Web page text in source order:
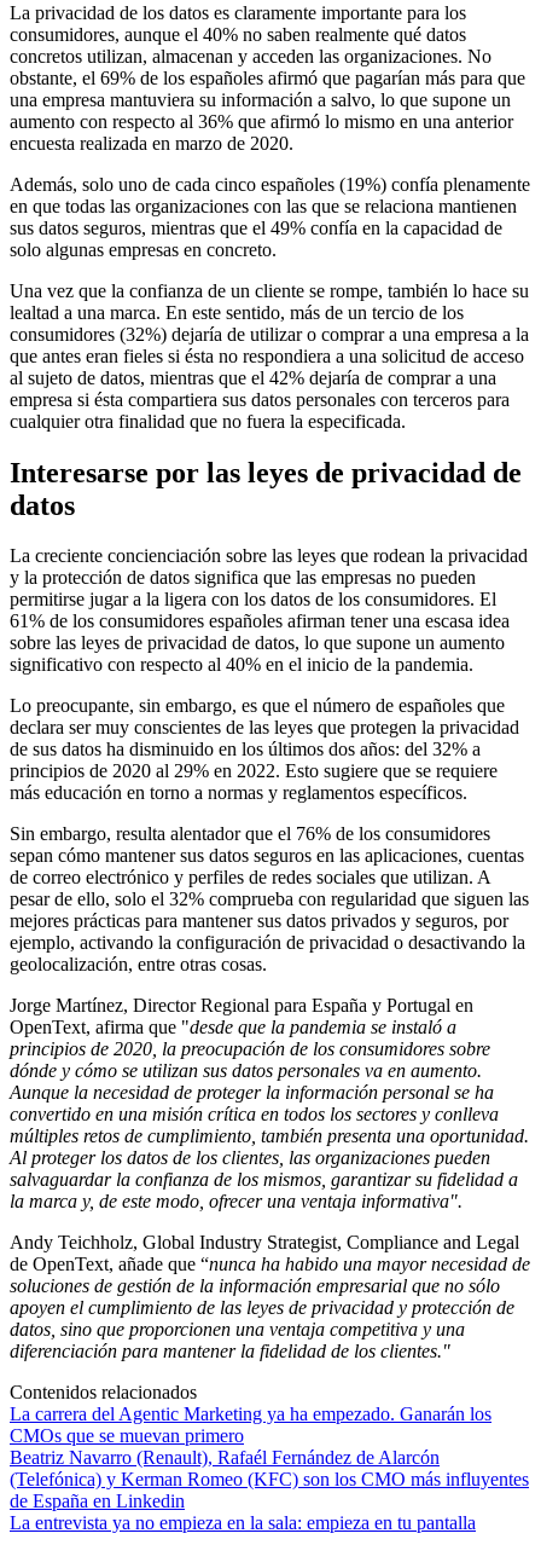
La privacidad de los datos es claramente importante para los
consumidores, aunque el 40% no saben realmente qué datos
concretos utilizan, almacenan y acceden las organizaciones. No
obstante, el 69% de los españoles afirmó que pagarían más para que
una empresa mantuviera su información a salvo, lo que supone un
aumento con respecto al 36% que afirmó lo mismo en una anterior
encuesta realizada en marzo de 2020.
Además, solo uno de cada cinco españoles (19%) confía plenamente
en que todas las organizaciones con las que se relaciona mantienen
sus datos seguros, mientras que el 49% confía en la capacidad de
solo algunas empresas en concreto.
Una vez que la confianza de un cliente se rompe, también lo hace su
lealtad a una marca. En este sentido, más de un tercio de los
consumidores (32%) dejaría de utilizar o comprar a una empresa a la
que antes eran fieles si ésta no respondiera a una solicitud de acceso
al sujeto de datos, mientras que el 42% dejaría de comprar a una
empresa si ésta compartiera sus datos personales con terceros para
cualquier otra finalidad que no fuera la especificada.
Interesarse por las leyes de privacidad de
datos
La creciente concienciación sobre las leyes que rodean la privacidad
y la protección de datos significa que las empresas no pueden
permitirse jugar a la ligera con los datos de los consumidores. El
61% de los consumidores españoles afirman tener una escasa idea
sobre las leyes de privacidad de datos, lo que supone un aumento
significativo con respecto al 40% en el inicio de la pandemia.
Lo preocupante, sin embargo, es que el número de españoles que
declara ser muy conscientes de las leyes que protegen la privacidad
de sus datos ha disminuido en los últimos dos años: del 32% a
principios de 2020 al 29% en 2022. Esto sugiere que se requiere
más educación en torno a normas y reglamentos específicos.
Sin embargo, resulta alentador que el 76% de los consumidores
sepan cómo mantener sus datos seguros en las aplicaciones, cuentas
de correo electrónico y perfiles de redes sociales que utilizan. A
pesar de ello, solo el 32% comprueba con regularidad que siguen las
mejores prácticas para mantener sus datos privados y seguros, por
ejemplo, activando la configuración de privacidad o desactivando la
geolocalización, entre otras cosas.
Jorge Martínez, Director Regional para España y Portugal en
OpenText, afirma que "desde que la pandemia se instaló a
principios de 2020, la preocupación de los consumidores sobre
dónde y cómo se utilizan sus datos personales va en aumento.
Aunque la necesidad de proteger la información personal se ha
convertido en una misión crítica en todos los sectores y conlleva
múltiples retos de cumplimiento, también presenta una oportunidad.
Al proteger los datos de los clientes, las organizaciones pueden
salvaguardar la confianza de los mismos, garantizar su fidelidad a
la marca y, de este modo, ofrecer una ventaja informativa".
Andy Teichholz, Global Industry Strategist, Compliance and Legal
de OpenText, añade que “nunca ha habido una mayor necesidad de
soluciones de gestión de la información empresarial que no sólo
apoyen el cumplimiento de las leyes de privacidad y protección de
datos, sino que proporcionen una ventaja competitiva y una
diferenciación para mantener la fidelidad de los clientes."
Contenidos relacionados
La carrera del Agentic Marketing ya ha empezado. Ganarán los
CMOs que se muevan primero
Beatriz Navarro (Renault), Rafaél Fernández de Alarcón
(Telefónica) y Kerman Romeo (KFC) son los CMO más influyentes
de España en Linkedin
La entrevista ya no empieza en la sala: empieza en tu pantalla